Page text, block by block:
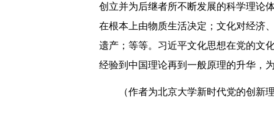
创立并为后继者所不断发展的科学理论
在根本上由物质生活决定；文化对经济
遗产；等等。习近平文化思想在党的文
经验到中国理论再到一般原理的升华，
（作者为北京大学新时代党的创新